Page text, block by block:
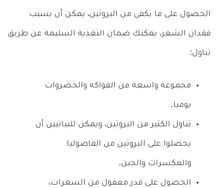
الحصول على ما يكفي من البروتين، يمكن أن يسبب
فقدان الشعر، يمكنك ضمان التغذية السليمة عن طريق
تناول:
مجموعة واسعة من الفواكه والخضروات
يوميا.
تناول الكثير من البروتين، ويمكن للنباتيين أن
يحصلوا على البروتين من الفاصوليا
والمكسرات والجبن.
الحصول على قدر معقول من السعرات،